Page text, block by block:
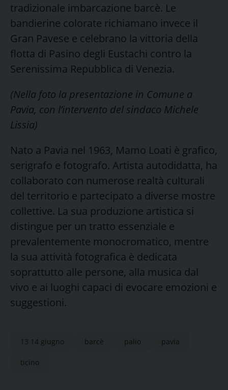
tradizionale imbarcazione barcè. Le
bandierine colorate richiamano invece il
Gran Pavese e celebrano la vittoria della
flotta di Pasino degli Eustachi contro la
Serenissima Repubblica di Venezia.
(Nella foto la presentazione in Comune a
Pavia, con l’intervento del sindaco Michele
Lissia)
Nato a Pavia nel 1963, Mamo Loati è grafico,
serigrafo e fotografo. Artista autodidatta, ha
collaborato con numerose realtà culturali
del territorio e partecipato a diverse mostre
collettive. La sua produzione artistica si
distingue per un tratto essenziale e
prevalentemente monocromatico, mentre
la sua attività fotografica è dedicata
soprattutto alle persone, alla musica dal
vivo e ai luoghi capaci di evocare emozioni e
suggestioni.
13 14 giugno barcè palio pavia
ticino